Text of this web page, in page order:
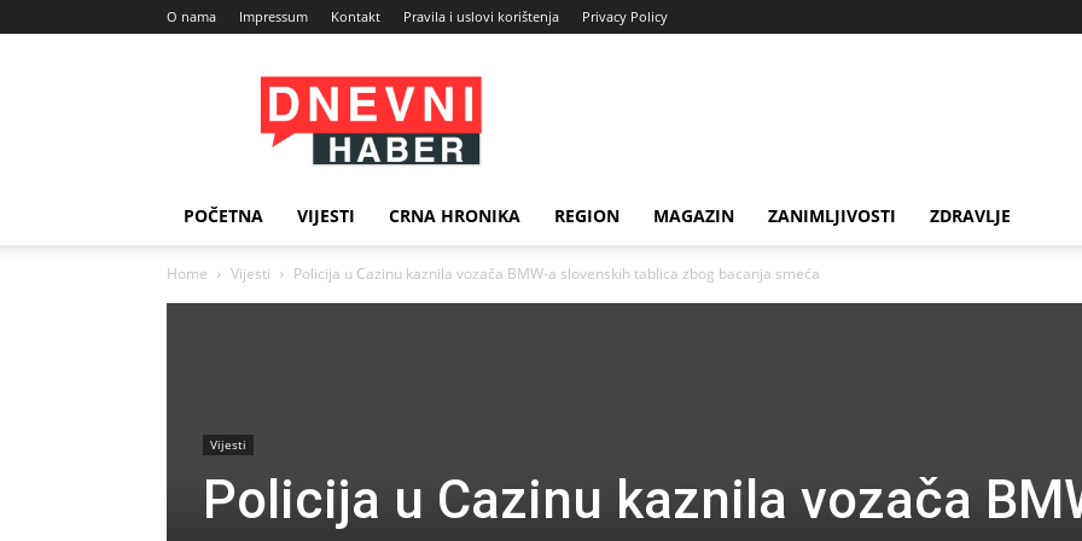
O nama Impressum Kontakt Pravila i uslovi korištenja Privacy Policy
Dnevni
Haber
POČETNA VIJESTI CRNA HRONIKA REGION MAGAZIN ZANIMLJIVOSTI ZDRAVLJE
Home Vijesti Policija u Cazinu kaznila vozača BMW-a slovenskih tablica zbog bacanja smeća
Vijesti
Policija u Cazinu kaznila vozača